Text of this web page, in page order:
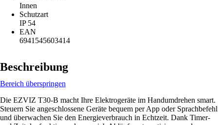
Innen
Schutzart
IP 54
EAN
6941545603414
Beschreibung
Bereich überspringen
Die EZVIZ T30-B macht Ihre Elektrogeräte im Handumdrehen smart.
Steuern Sie angeschlossene Geräte bequem per App oder Sprachbefehl
und überwachen Sie den Energieverbrauch in Echtzeit. Dank Timer-